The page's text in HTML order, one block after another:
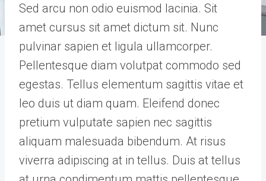
Sed arcu non odio euismod lacinia. Sit
amet cursus sit amet dictum sit. Nunc
pulvinar sapien et ligula ullamcorper.
Pellentesque diam volutpat commodo sed
egestas. Tellus elementum sagittis vitae et
leo duis ut diam quam. Eleifend donec
pretium vulputate sapien nec sagittis
aliquam malesuada bibendum. At risus
viverra adipiscing at in tellus. Duis at tellus